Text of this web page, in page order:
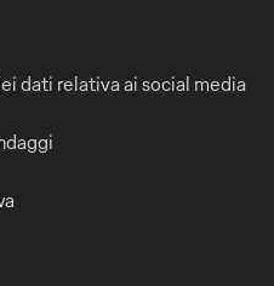
dati relativa ai social media